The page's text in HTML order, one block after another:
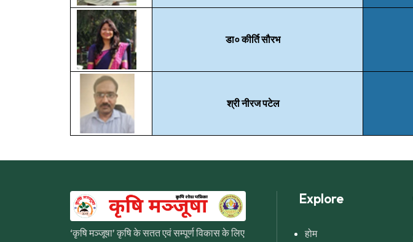
डा० कीर्ति सौरभ
श्री नीरज पटेल
‘कृषि मञ्जूषा’ कृषि के सतत एवं सम्पूर्ण विकास के लिए
Explore
होम